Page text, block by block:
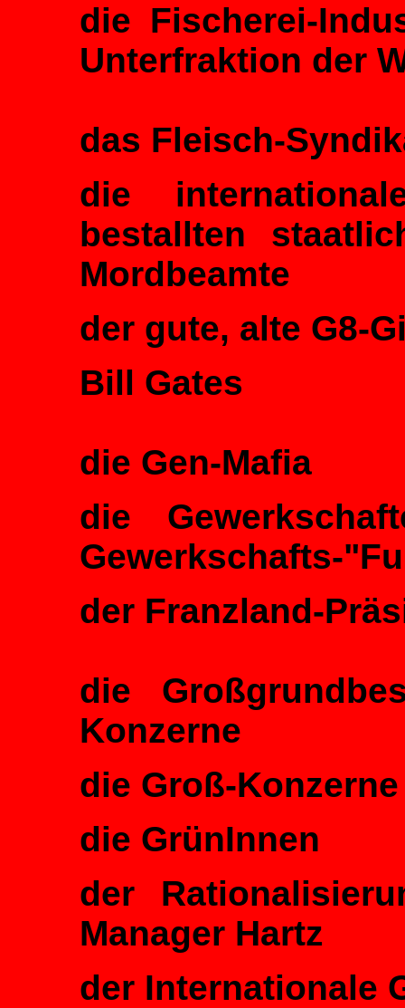
die Fischerei-
Unterfraktion der
das Fleisch-
die
bestallten
Mordbeamte
der gute, alte G8-
Bill Gates
die Gen-Mafia
die
Gewerkschafts-
der Franzland-
die
Konzerne
die Groß-Konzerne
die GrünInnen
der
Manager Hartz
der Internationale